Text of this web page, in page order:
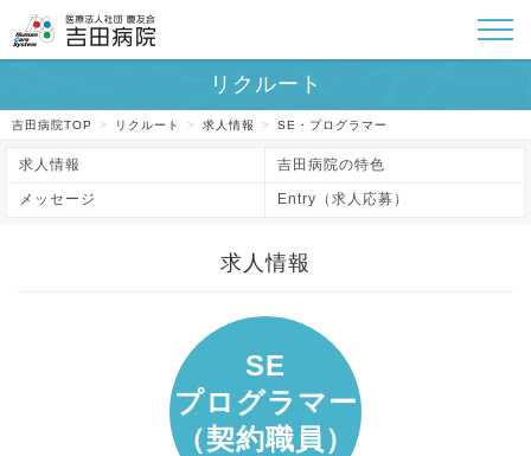
吉田病院TOP > リクルート > 求人情報 > SE・プログラマー
求人情報 吉田病院の特色
メッセージ Entry（求人応募）
SE
プログラマー
（契約職員）